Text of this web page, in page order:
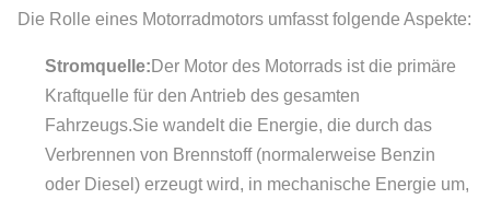
Die Rolle eines Motorradmotors umfasst folgende Aspekte:
Stromquelle: Der Motor des Motorrads ist die primäre
Kraftquelle für den Antrieb des gesamten
Fahrzeugs.Sie wandelt die Energie, die durch das
Verbrennen von Brennstoff (normalerweise Benzin
oder Diesel) erzeugt wird, in mechanische Energie um,